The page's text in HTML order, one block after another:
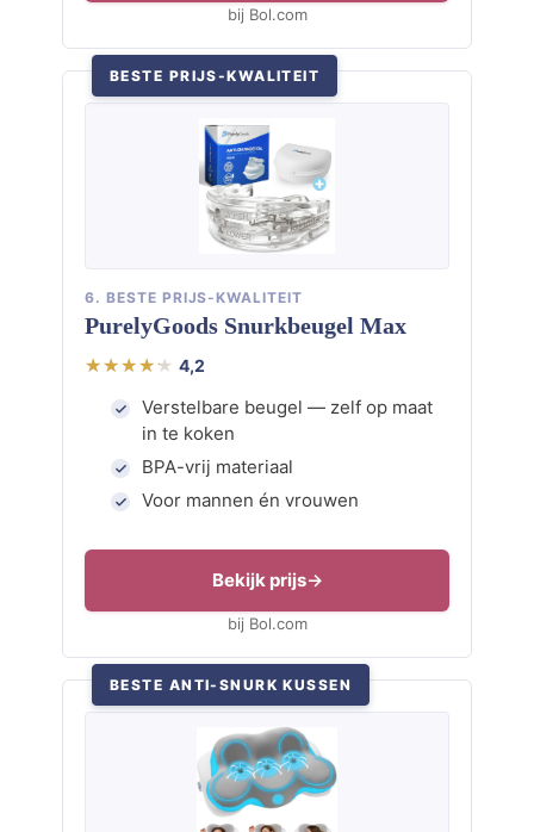
bij Bol.com
BESTE PRIJS-KWALITEIT
6. BESTE PRIJS-KWALITEIT
PurelyGoods Snurkbeugel Max
4,2
Verstelbare beugel — zelf op maat
in te koken
BPA-vrij materiaal
Voor mannen én vrouwen
Bekijk prijs
bij Bol.com
BESTE ANTI-SNURK KUSSEN